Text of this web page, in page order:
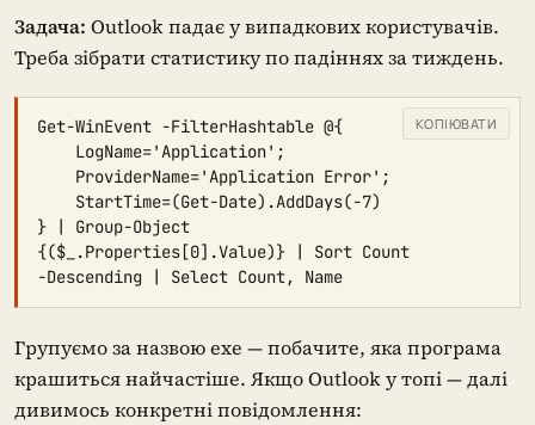
Задача: Outlook падає у випадкових користувачів.
Треба зібрати статистику по падіннях за тиждень.
Get-WinEvent -FilterHashtable @{
} | Group-Object
{($_.Properties[0].Value)} | Sort Count
-Descending | Select Count, Name
КОПІЮВАТИ
Групуємо за назвою exe — побачите, яка програма
крашиться найчастіше. Якщо Outlook у топі — далі
дивимось конкретні повідомлення: